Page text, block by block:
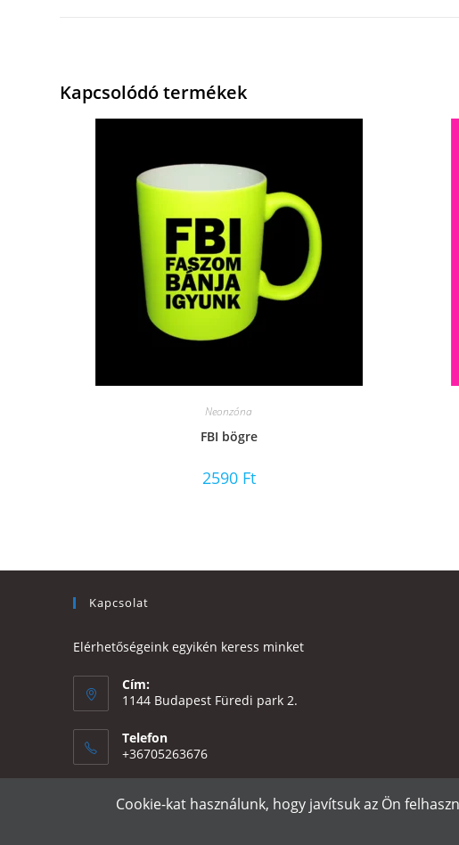
Kapcsolódó termékek
Neonzóna
FBI bögre
2590 Ft
Kapcsolat
Elérhetőségeink egyikén keress minket
Cím:
1144 Budapest Füredi park 2.
Telefon
+36705263676
eszter@e-design.huOpens
Cookie-kat használunk, hogy javítsuk az Ön